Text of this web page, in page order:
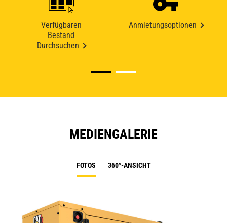
Verfügbaren
Bestand
Durchsuchen
Anmietungsoptionen
MEDIENGALERIE
FOTOS 360°-ANSICHT